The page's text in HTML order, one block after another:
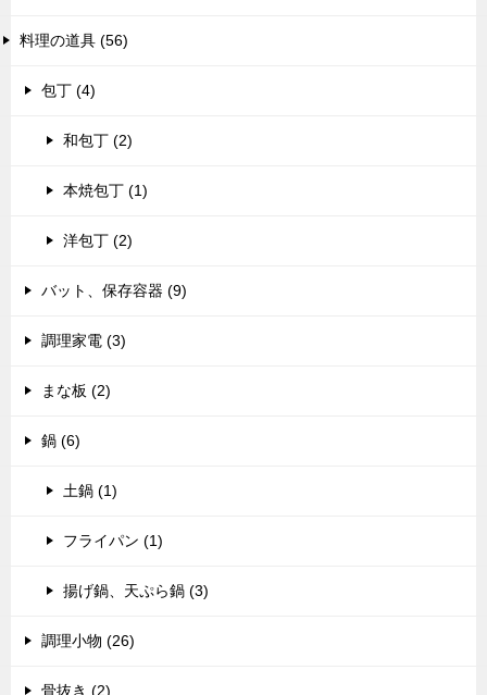
料理の道具 (56)
包丁 (4)
和包丁 (2)
本焼包丁 (1)
洋包丁 (2)
バット、保存容器 (9)
調理家電 (3)
まな板 (2)
鍋 (6)
土鍋 (1)
フライパン (1)
揚げ鍋、天ぷら鍋 (3)
調理小物 (26)
骨抜き (2)